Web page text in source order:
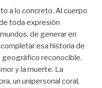
a lo concreto. Al cuerpo
toda expresión
de generar en
esa historia de
geográfico reconocible.
y la muerte. La
un unipersonal coral,